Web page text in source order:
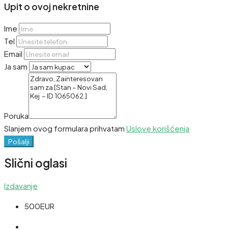
Upit o ovoj nekretnine
Ime
Tel
Email
Ja sam
Poruka
Slanjem ovog formulara prihvatam Uslove korišćenja
Pošalji
Slični oglasi
Izdavanje
500EUR